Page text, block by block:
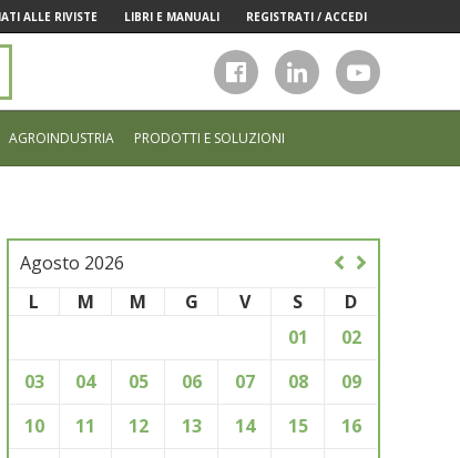
ALLE RIVISTE LIBRI E MANUALI REGISTRATI / ACCEDI
sito
AGROINDUSTRIA PRODOTTI E SOLUZIONI
Agosto 2026
L
M M G V S
D
01
02
03
04 05 06 07 08
09
10
11 12 13 14 15
16